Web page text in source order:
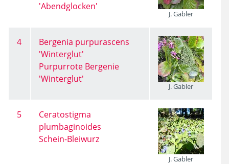
'Abendglocken'
J. Gabler
4
Bergenia purpurascens
'Winterglut'
Purpurrote Bergenie
'Winterglut'
J. Gabler
5
Ceratostigma
plumbaginoides
Schein-Bleiwurz
J. Gabler